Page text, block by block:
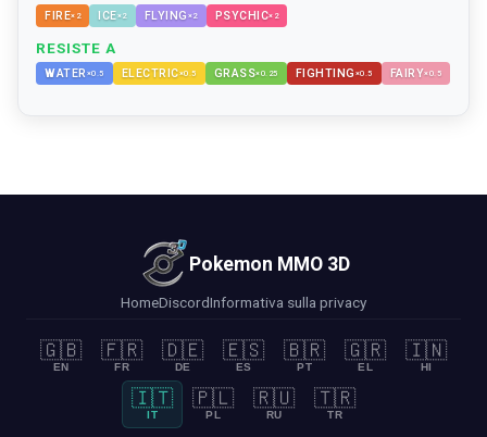
FIRE× 2 ICE×2 FLYING ×2 PSYCHIC× 2
RESISTE A
WATER ×0.5 ELECTRIC×0.5 GRASS×0.25 FIGHTING ×0.5 FAIRY×0.5
Pokemon MMO 3D
HomeDiscordInformativa sulla privacy
🇬🇧
EN
🇫🇷
FR
🇩🇪
DE
🇪🇸
ES
🇧🇷
PT
🇬🇷
EL
🇮🇳
HI
🇮🇹
IT
🇵🇱
PL
🇷🇺
RU
🇹🇷
TR